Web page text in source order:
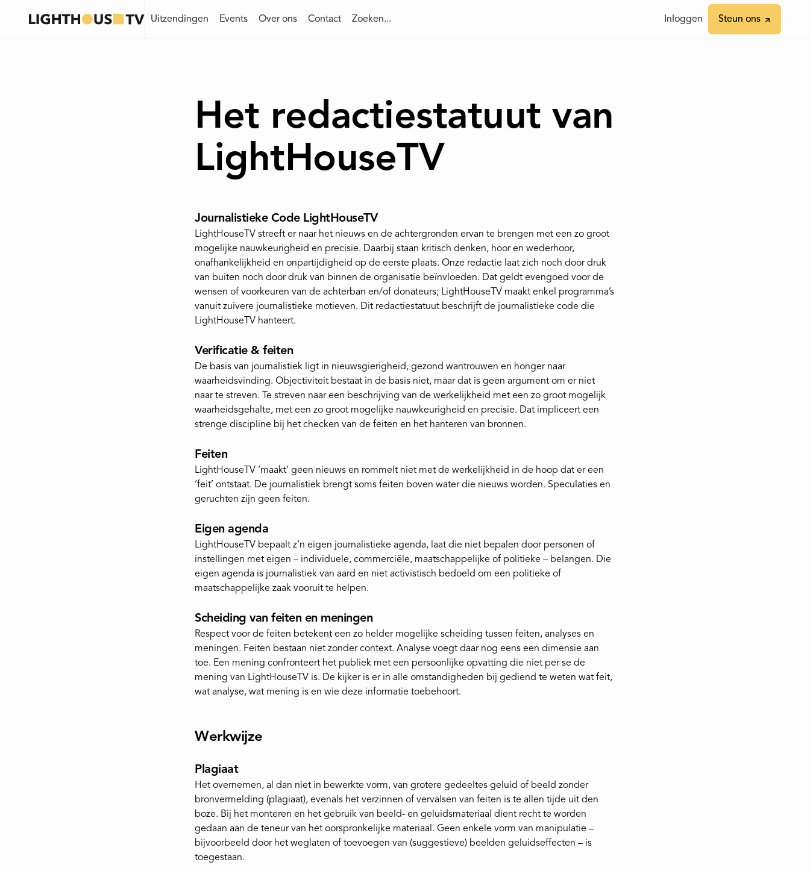
Uitzendingen
Uitzendingen Events
Events Over ons
Over ons Contact
Contact Zoeken...
Zoeken... Inloggen
Inloggen Steun ons
Steun ons
Het redactiestatuut van
LightHouseTV
Journalistieke Code LightHouseTV
LightHouseTV streeft er naar het nieuws en de achtergronden ervan te brengen met een zo groot
mogelijke nauwkeurigheid en precisie. Daarbij staan kritisch denken, hoor en wederhoor,
onafhankelijkheid en onpartijdigheid op de eerste plaats. Onze redactie laat zich noch door druk
van buiten noch door druk van binnen de organisatie beïnvloeden. Dat geldt evengoed voor de
wensen of voorkeuren van de achterban en/of donateurs; LightHouseTV maakt enkel programma’s
vanuit zuivere journalistieke motieven. Dit redactiestatuut beschrijft de journalistieke code die
LightHouseTV hanteert.
Verificatie & feiten
De basis van journalistiek ligt in nieuwsgierigheid, gezond wantrouwen en honger naar
waarheidsvinding. Objectiviteit bestaat in de basis niet, maar dat is geen argument om er niet
naar te streven. Te streven naar een beschrijving van de werkelijkheid met een zo groot mogelijk
waarheidsgehalte, met een zo groot mogelijke nauwkeurigheid en precisie. Dat impliceert een
strenge discipline bij het checken van de feiten en het hanteren van bronnen.
Feiten
LightHouseTV ‘maakt’ geen nieuws en rommelt niet met de werkelijkheid in de hoop dat er een
‘feit’ ontstaat. De journalistiek brengt soms feiten boven water die nieuws worden. Speculaties en
geruchten zijn geen feiten.
Eigen agenda
LightHouseTV bepaalt z’n eigen journalistieke agenda, laat die niet bepalen door personen of
instellingen met eigen – individuele, commerciële, maatschappelijke of politieke – belangen. Die
eigen agenda is journalistiek van aard en niet activistisch bedoeld om een politieke of
maatschappelijke zaak vooruit te helpen.
Scheiding van feiten en meningen
Respect voor de feiten betekent een zo helder mogelijke scheiding tussen feiten, analyses en
meningen. Feiten bestaan niet zonder context. Analyse voegt daar nog eens een dimensie aan
toe. Een mening confronteert het publiek met een persoonlijke opvatting die niet per se de
mening van LightHouseTV is. De kijker is er in alle omstandigheden bij gediend te weten wat feit,
wat analyse, wat mening is en wie deze informatie toebehoort.
Werkwijze
Plagiaat
Het overnemen, al dan niet in bewerkte vorm, van grotere gedeeltes geluid of beeld zonder
bronvermelding (plagiaat), evenals het verzinnen of vervalsen van feiten is te allen tijde uit den
boze. Bij het monteren en het gebruik van beeld- en geluidsmateriaal dient recht te worden
gedaan aan de teneur van het oorspronkelijke materiaal. Geen enkele vorm van manipulatie –
bijvoorbeeld door het weglaten of toevoegen van (suggestieve) beelden geluidseffecten – is
toegestaan.